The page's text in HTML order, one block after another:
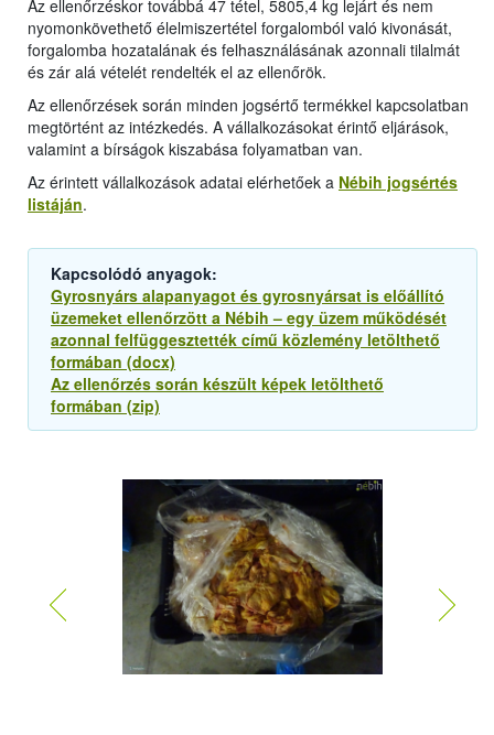
Az ellenőrzéskor továbbá 47 tétel, 5805,4 kg lejárt és nem
nyomonkövethető élelmiszertétel forgalomból való kivonását,
forgalomba hozatalának és felhasználásának azonnali tilalmát
és zár alá vételét rendelték el az ellenőrök.
Az ellenőrzések során minden jogsértő termékkel kapcsolatban
megtörtént az intézkedés. A vállalkozásokat érintő eljárások,
valamint a bírságok kiszabása folyamatban van.
Az érintett vállalkozások adatai elérhetőek a Nébih jogsértés
listáján.
Kapcsolódó anyagok:
Gyrosnyárs alapanyagot és gyrosnyársat is előállító
üzemeket ellenőrzött a Nébih – egy üzem működését
azonnal felfüggesztették című közlemény letölthető
formában (docx)
Az ellenőrzés során készült képek letölthető
formában (zip)